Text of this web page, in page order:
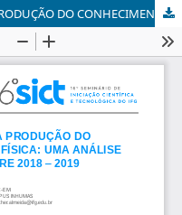
A EDUCAÇÃO PROFISSIONAL NA PRODUÇÃO DO CONHECIMENTODA EDUCAÇÃO FÍSICA: UMA ANÁLISE DE PERIÓDICOS NACIONAISENTRE 2018 – 2019